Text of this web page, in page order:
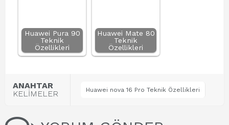
Huawei Pura 90
Teknik
Özellikleri
Huawei Mate 80
Teknik
Özellikleri
ANAHTAR
KELİMELER
Huawei nova 16 Pro Teknik Özellikleri